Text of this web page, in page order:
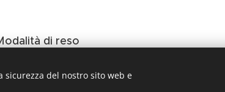
di reso
del nostro sito web e